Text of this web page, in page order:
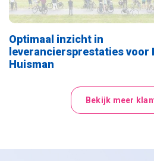
Optimaal inzicht in
leveranciersprestaties voor
Huisman
Bekijk meer